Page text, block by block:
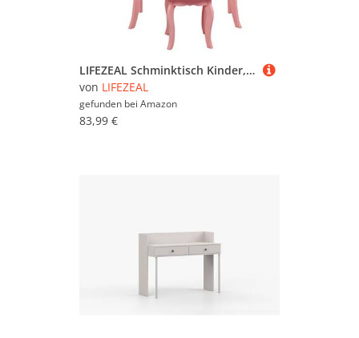
LIFEZEAL Schminktisch Kinder, 2-in-1 Schminktisch mit Hocker, Frisiertisch mit dreifach gefaltetem Spiegel & Schublade, Kosmetiktisch für Kleinkinder Mädchen, mit Zubehör (Rosa)
von LIFEZEAL
gefunden bei Amazon
83,99 €